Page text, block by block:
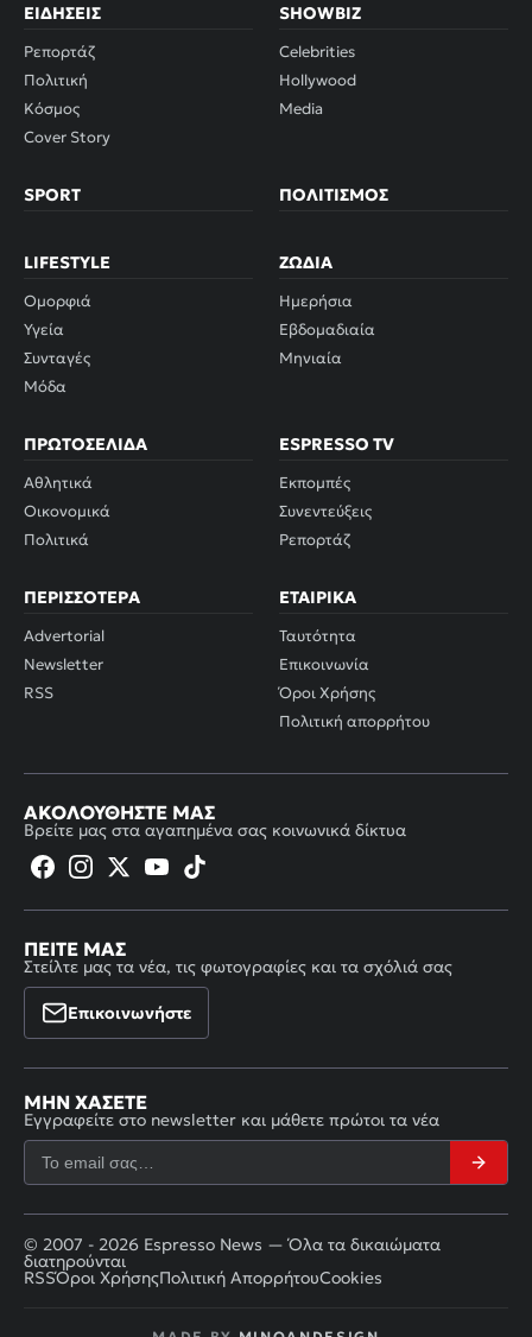
ΕΙΔΉΣΕΙΣ
Ρεπορτάζ
Πολιτική
Κόσμος
Cover Story
SHOWBIZ
Celebrities
Hollywood
Media
SPORT ΠΟΛΙΤΙΣΜΌΣ
LIFESTYLE
Ομορφιά
Υγεία
Συνταγές
Μόδα
ΖΏΔΙΑ
Ημερήσια
Εβδομαδιαία
Μηνιαία
ΠΡΩΤΟΣΈΛΙΔΑ
Αθλητικά
Οικονομικά
Πολιτικά
ESPRESSO TV
Εκπομπές
Συνεντεύξεις
Ρεπορτάζ
ΠΕΡΙΣΣΌΤΕΡΑ
Advertorial
Newsletter
RSS
ΕΤΑΙΡΙΚΆ
Ταυτότητα
Επικοινωνία
Όροι Χρήσης
Πολιτική απορρήτου
ΑΚΟΛΟΥΘΉΣΤΕ ΜΑΣ
Βρείτε μας στα αγαπημένα σας κοινωνικά δίκτυα
ΠΕΊΤΕ ΜΑΣ
Στείλτε μας τα νέα, τις φωτογραφίες και τα σχόλιά σας
Επικοινωνήστε
ΜΗΝ ΧΆΣΕΤΕ
Εγγραφείτε στο newsletter και μάθετε πρώτοι τα νέα
© 2007 - 2026 Espresso News — Όλα τα δικαιώματα
διατηρούνται
RSSΌροι ΧρήσηςΠολιτική ΑπορρήτουCookies